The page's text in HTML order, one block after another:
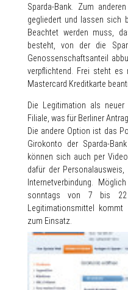
Sparda-Bank. Zum
gegliedert und lassen sich
Beachtet werden muss,
besteht, von der die
Genossenschaftsanteil
verpflichtend. Frei steht
Mastercard Kreditkarte
Die Legitimation als
Filiale, was für Berliner
Die andere Option ist das
Girokonto der Sparda-
können sich auch per
dafür der
Internetverbindung.
sonntags von 7 bis
Legitimationsmittel
zum Einsatz.